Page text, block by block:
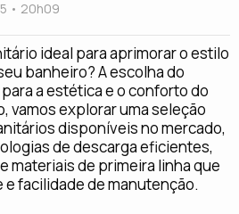
• 20h09
ideal para aprimorar o estilo
banheiro? A escolha do
a estética e o conforto do
vamos explorar uma seleção
disponíveis no mercado,
de descarga eficientes,
materiais de primeira linha que
facilidade de manutenção.